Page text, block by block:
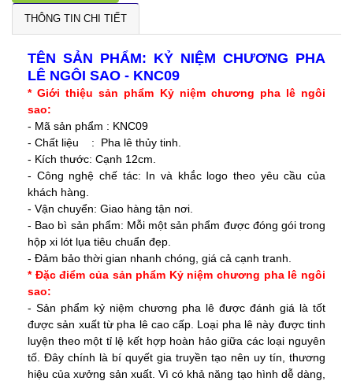
THÔNG TIN CHI TIẾT
TÊN SẢN PHẨM: KỶ NIỆM CHƯƠNG PHA
LÊ NGÔI SAO - KNC09
* Giới thiệu sản phẩm Kỷ niệm chương pha lê ngôi
sao:
- Mã sản phẩm : KNC09
- Chất liệu : Pha lê thủy tinh.
- Kích thước: Cạnh 12cm.
- Công nghệ chế tác: In và khắc logo theo yêu cầu của
khách hàng.
- Vận chuyển: Giao hàng tận nơi.
- Bao bì sản phẩm: Mỗi một sản phẩm được đóng gói trong
hộp xi lót lụa tiêu chuẩn đẹp.
- Đảm bảo thời gian nhanh chóng, giá cả cạnh tranh.
* Đặc điểm của sản phẩm Kỷ niệm chương pha lê ngôi
sao:
- Sản phẩm kỷ niệm chương pha lê được đánh giá là tốt
được sản xuất từ pha lê cao cấp. Loại pha lê này được tinh
luyện theo một tỉ lệ kết hợp hoàn hảo giữa các loại nguyên
tố. Đây chính là bí quyết gia truyền tạo nên uy tín, thương
hiệu của xưởng sản xuất. Vì có khả năng tạo hình dễ dàng,